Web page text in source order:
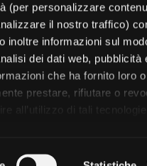
(per personalizzare
il nostro traffico)
inoltre informazioni sul
dei dati web, pubblicità
che ha fornito loro
prestare, rifiutare o
all’utilizzo di tali
Film Commission
Via Cagliari 42, 10153
Bandi e gare Contatti